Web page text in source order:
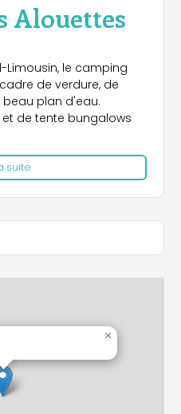
Alouettes
Limousin, le camping
de verdure, de
plan d'eau.
de tente bungalows
suite
×